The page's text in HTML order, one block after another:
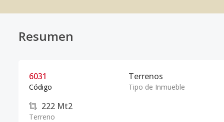
Resumen
6031
Código
Terrenos
Tipo de Inmueble
222 Mt2
Terreno